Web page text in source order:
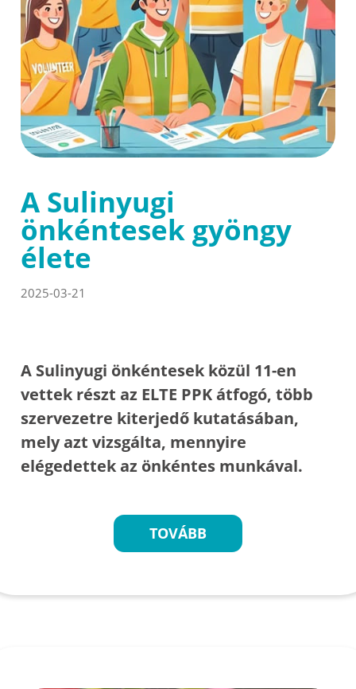
A Sulinyugi
önkéntesek gyöngy
élete
2025-03-21
A Sulinyugi önkéntesek közül 11-en
vettek részt az ELTE PPK átfogó, több
szervezetre kiterjedő kutatásában,
mely azt vizsgálta, mennyire
elégedettek az önkéntes munkával.
TOVÁBB